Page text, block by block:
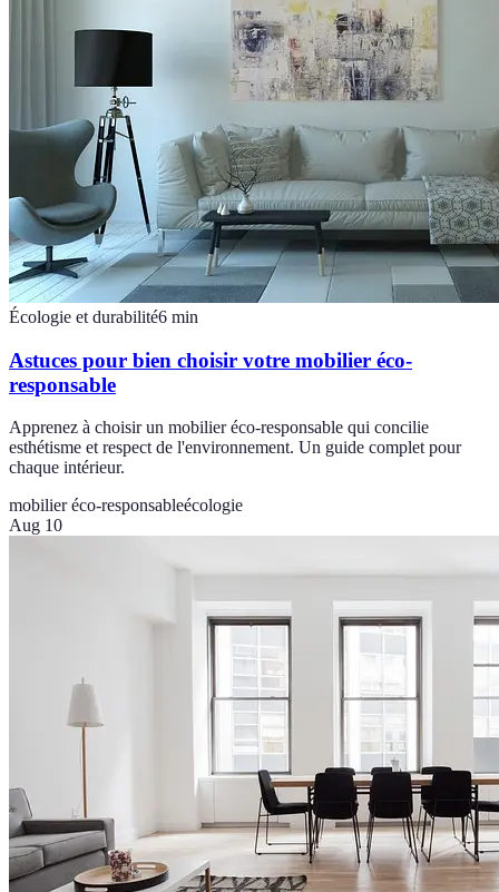
Écologie et durabilité6 min
Astuces pour bien choisir votre mobilier éco-
responsable
Apprenez à choisir un mobilier éco-responsable qui concilie
esthétisme et respect de l'environnement. Un guide complet pour
chaque intérieur.
mobilier éco-responsableécologie
Aug 10